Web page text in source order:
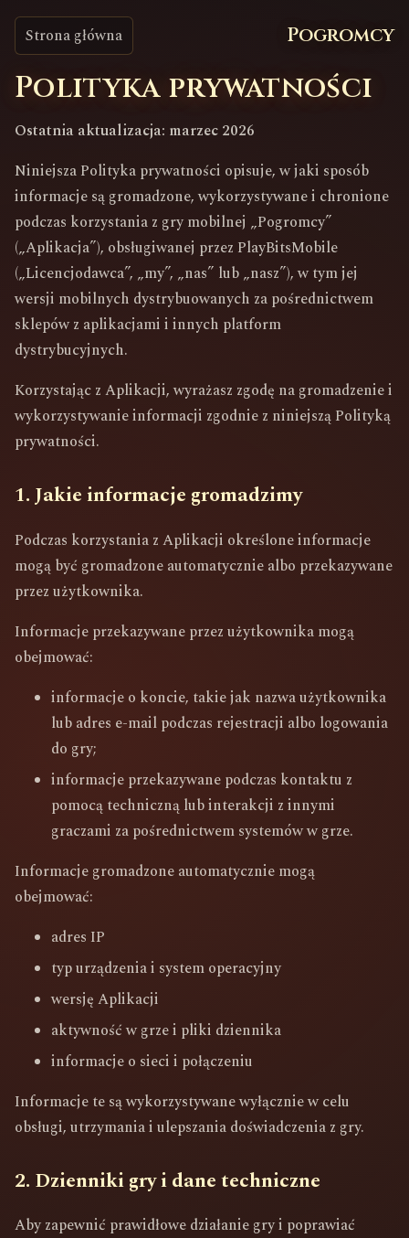
Strona główna Pogromcy
Polityka prywatności
Ostatnia aktualizacja: marzec 2026
Niniejsza Polityka prywatności opisuje, w jaki sposób
informacje są gromadzone, wykorzystywane i chronione
podczas korzystania z gry mobilnej „Pogromcy”
(„Aplikacja”), obsługiwanej przez PlayBitsMobile
(„Licencjodawca”, „my”, „nas” lub „nasz”), w tym jej
wersji mobilnych dystrybuowanych za pośrednictwem
sklepów z aplikacjami i innych platform
dystrybucyjnych.
Korzystając z Aplikacji, wyrażasz zgodę na gromadzenie i
wykorzystywanie informacji zgodnie z niniejszą Polityką
prywatności.
1. Jakie informacje gromadzimy
Podczas korzystania z Aplikacji określone informacje
mogą być gromadzone automatycznie albo przekazywane
przez użytkownika.
Informacje przekazywane przez użytkownika mogą
obejmować:
informacje o koncie, takie jak nazwa użytkownika
lub adres e-mail podczas rejestracji albo logowania
do gry;
informacje przekazywane podczas kontaktu z
pomocą techniczną lub interakcji z innymi
graczami za pośrednictwem systemów w grze.
Informacje gromadzone automatycznie mogą
obejmować:
adres IP
typ urządzenia i system operacyjny
wersję Aplikacji
aktywność w grze i pliki dziennika
informacje o sieci i połączeniu
Informacje te są wykorzystywane wyłącznie w celu
obsługi, utrzymania i ulepszania doświadczenia z gry.
2. Dzienniki gry i dane techniczne
Aby zapewnić prawidłowe działanie gry i poprawiać